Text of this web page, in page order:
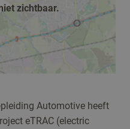
afspelen
zichtbaar.
Automotive heeft
eTRAC (electric